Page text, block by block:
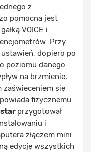
z
pomocna jest
VOICE i
Przy
dopiero po
poziomu danego
na brzmienie,
się
fizycznemu
przygotował
i
złączem mini
edycję wszystkich